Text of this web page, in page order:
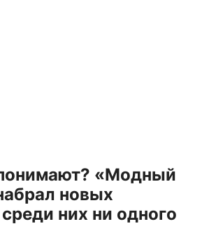
«Модный
новых
них ни одного